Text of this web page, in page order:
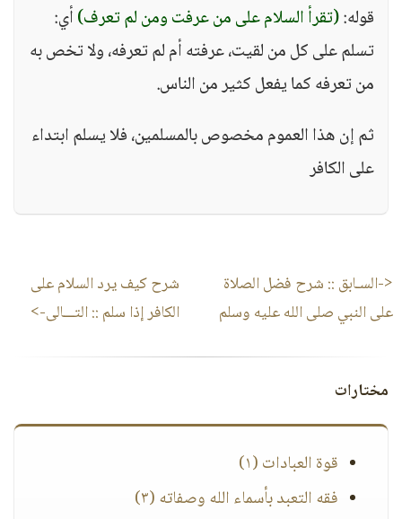
قوله:(تقرأ السلام على من عرفت ومن لم تعرف)أي:
تسلم على كل من لقيت، عرفته أم لم تعرفه، ولا تخص به
من تعرفه كما يفعل كثير من الناس.
ثم إن هذا العموم مخصوص بالمسلمين، فلا يسلم ابتداء
على الكافر
<-السـابق :: شرح فضل الصلاة
على النبي صلى الله عليه وسلم
شرح كيف يرد السلام على
الكافر إذا سلم :: التـــالى->
مختارات
قوة العبادات (١)
فقه التعبد بأسماء الله وصفاته (٣)